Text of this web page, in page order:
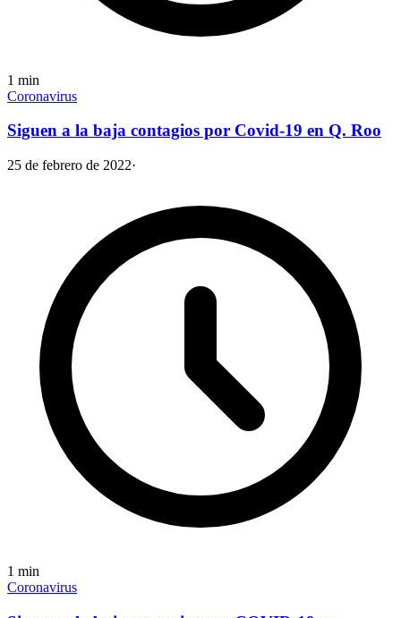
1 min
Coronavirus
Siguen a la baja contagios por Covid-19 en Q. Roo
25 de febrero de 2022·
1 min
Coronavirus